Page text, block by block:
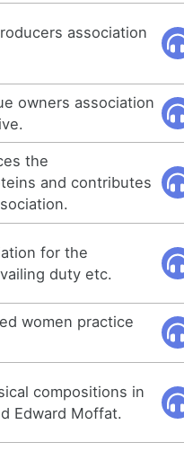
association
owners association
the
and contributes
for the
duty etc.
women practice
compositions in
Edward Moffat.